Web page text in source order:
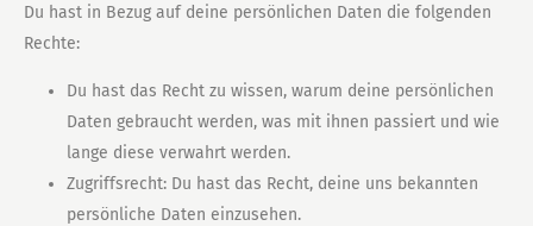
Du hast in Bezug auf deine persönlichen Daten die folgenden
Rechte:
Du hast das Recht zu wissen, warum deine persönlichen
Daten gebraucht werden, was mit ihnen passiert und wie
lange diese verwahrt werden.
Zugriffsrecht: Du hast das Recht, deine uns bekannten
persönliche Daten einzusehen.